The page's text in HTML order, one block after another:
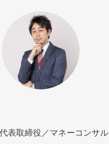
表取締役／マネーコンサ